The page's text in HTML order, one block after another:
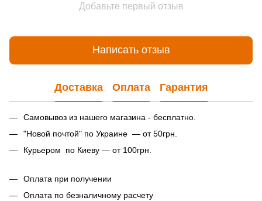
Добавьте первый отзыв
Написать отзыв
Доставка Оплата Гарантия
Самовывоз из нашего магазина - бесплатно.
"Новой почтой" по Украине — от 50грн.
Курьером по Киеву — от 100грн.
Оплата при получении
Оплата по безналичному расчету